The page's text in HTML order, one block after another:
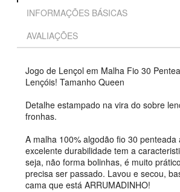
INFORMAÇÕES BÁSICAS
AVALIAÇÕES
Jogo de Lençol em Malha Fio 30
Lençóis! Tamanho Queen
Detalhe estampado na vira do sobre
fronhas.
A malha 100% algodão fio 30 penteada
excelente durabilidade tem a
seja, não forma bolinhas, é muito
precisa ser passado. Lavou e secou,
cama que está ARRUMADINHO!